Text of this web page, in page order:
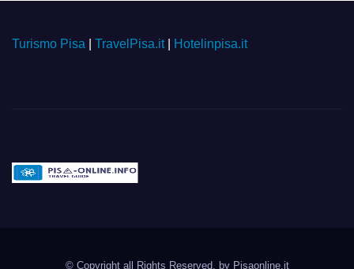
Turismo Pisa TravelPisa.it| Hotelinpisa.it
© Copyright all Rights Reserved. by Pisaonline.it